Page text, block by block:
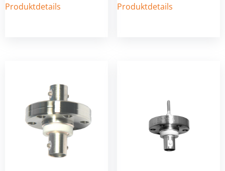
Produktdetails
Produktdetails